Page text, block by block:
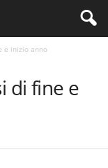
e inizio anno
di fine e